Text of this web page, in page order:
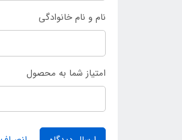
نام و نام خانوادگی
امتیاز شما به محصول